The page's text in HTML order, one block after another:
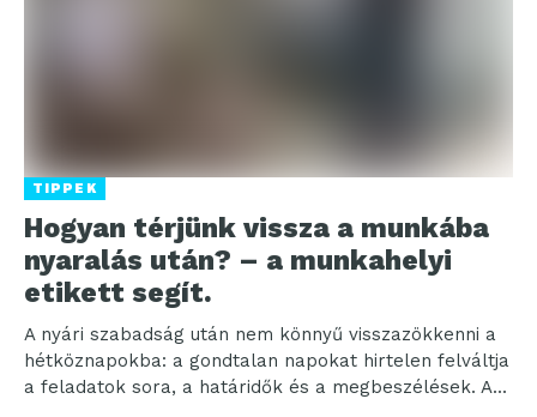
TIPPEK
Hogyan térjünk vissza a munkába
nyaralás után? – a munkahelyi
etikett segít.
A nyári szabadság után nem könnyű visszazökkenni a
hétköznapokba: a gondtalan napokat hirtelen felváltja
a feladatok sora, a határidők és a megbeszélések. A...